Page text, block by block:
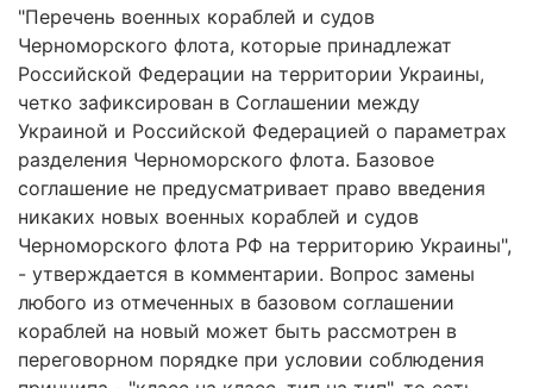
"Перечень военных кораблей и судов
Черноморского флота, которые принадлежат
Российской Федерации на территории Украины,
четко зафиксирован в Соглашении между
Украиной и Российской Федерацией о параметрах
разделения Черноморского флота. Базовое
соглашение не предусматривает право введения
никаких новых военных кораблей и судов
Черноморского флота РФ на территорию Украины",
- утверждается в комментарии. Вопрос замены
любого из отмеченных в базовом соглашении
кораблей на новый может быть рассмотрен в
переговорном порядке при условии соблюдения